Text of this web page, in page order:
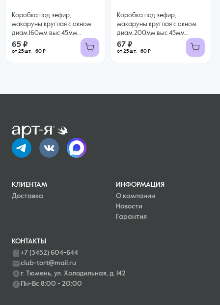
Коробка под зефир,
макаруны круглая с окном
диам.160мм выс 45мм
(ТЕМНО ЗЕЛЕНАЯ)
65 ₽
от 25 шт. - 60 ₽
Коробка под зефир,
макаруны круглая с окном
диам.200мм выс 45мм
(БЕЛАЯ)
67 ₽
от 25 шт. - 60 ₽
КЛИЕНТАМ
Доставка
ИНФОРМАЦИЯ
О компании
Новости
Гарантия
КОНТАКТЫ
+7 (3452) 604-644
club-tort@mail.ru
г. Тюмень, ул. Холодильная, д. 142
Пн-Вс 8:00 - 20:00